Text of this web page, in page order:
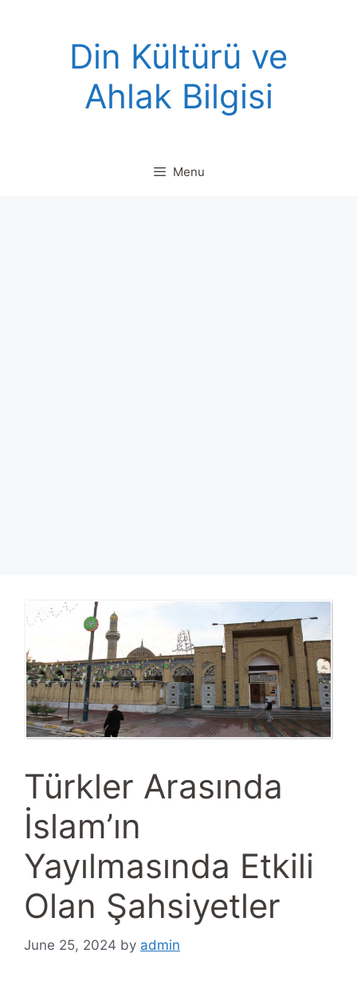
Din Kültürü ve
Ahlak Bilgisi
Menu
Türkler Arasında
İslam’ın
Yayılmasında Etkili
Olan Şahsiyetler
June 25, 2024 by admin